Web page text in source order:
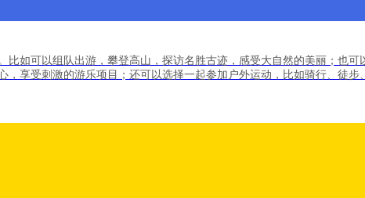
如可以组队出游，攀登高山，探访名胜古迹，感受大自然的美丽；也可
享受刺激的游乐项目；还可以选择一起参加户外运动，比如骑行、徒步、